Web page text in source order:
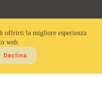
offrirti la migliore esperienza
web.
Declina
tutti i diritti riservati.